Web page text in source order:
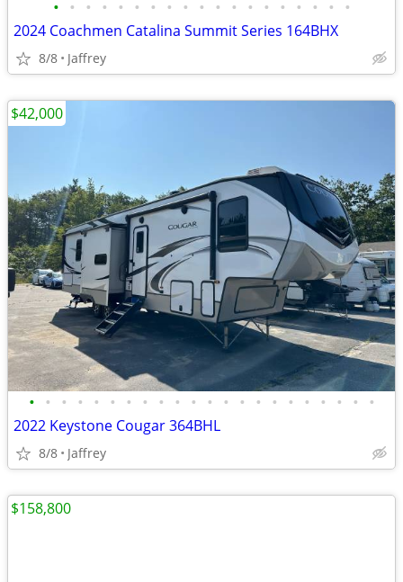
• • • • • • • • • • • • • • • • • • •
2024 Coachmen Catalina Summit Series 164BHX
8/8 Jaffrey
• • • • • • • • • • • • • • • • • • • • • •
2022 Keystone Cougar 364BHL
8/8 Jaffrey
$42,000
$158,800